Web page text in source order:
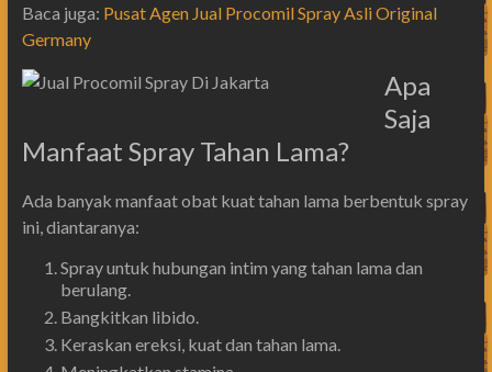
Baca juga: Pusat Agen Jual Procomil Spray Asli Original
Germany
Apa
Saja
Manfaat Spray Tahan Lama?
Ada banyak manfaat obat kuat tahan lama berbentuk spray
ini, diantaranya:
Spray untuk hubungan intim yang tahan lama dan
berulang.
Bangkitkan libido.
Keraskan ereksi, kuat dan tahan lama.